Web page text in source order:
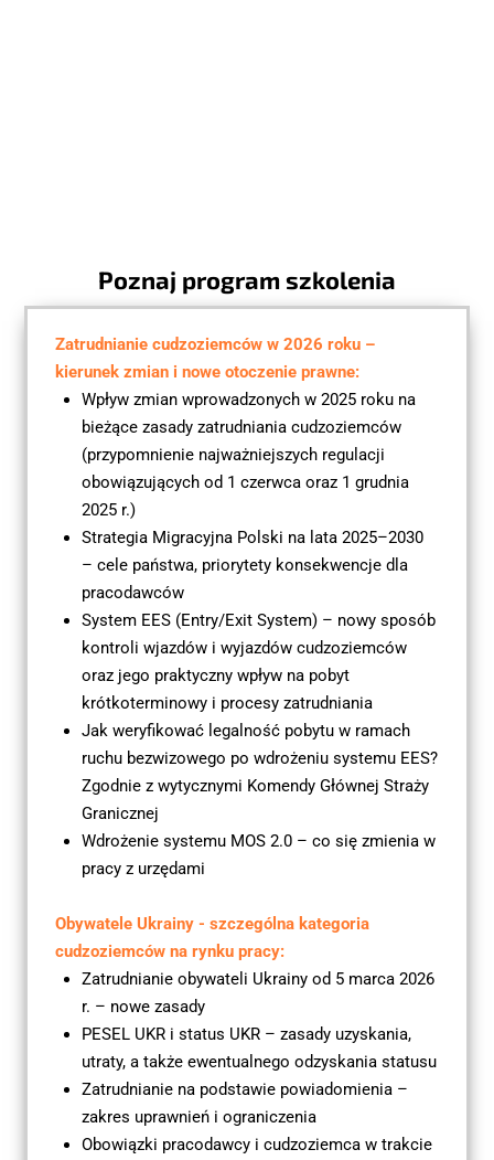
Poznaj program szkolenia
Zatrudnianie cudzoziemców w 2026 roku –
kierunek zmian i nowe otoczenie prawne:
Wpływ zmian wprowadzonych w 2025 roku na
bieżące zasady zatrudniania cudzoziemców
(przypomnienie najważniejszych regulacji
obowiązujących od 1 czerwca oraz 1 grudnia
2025 r.)
Strategia Migracyjna Polski na lata 2025–2030
– cele państwa, priorytety konsekwencje dla
pracodawców
System EES (Entry/Exit System) – nowy sposób
kontroli wjazdów i wyjazdów cudzoziemców
oraz jego praktyczny wpływ na pobyt
krótkoterminowy i procesy zatrudniania
Jak weryfikować legalność pobytu w ramach
ruchu bezwizowego po wdrożeniu systemu EES?
Zgodnie z wytycznymi Komendy Głównej Straży
Granicznej
Wdrożenie systemu MOS 2.0 – co się zmienia w
pracy z urzędami
Obywatele Ukrainy - szczególna kategoria
cudzoziemców na rynku pracy:
Zatrudnianie obywateli Ukrainy od 5 marca 2026
r. – nowe zasady
PESEL UKR i status UKR – zasady uzyskania,
utraty, a także ewentualnego odzyskania statusu
Zatrudnianie na podstawie powiadomienia –
zakres uprawnień i ograniczenia
Obowiązki pracodawcy i cudzoziemca w trakcie